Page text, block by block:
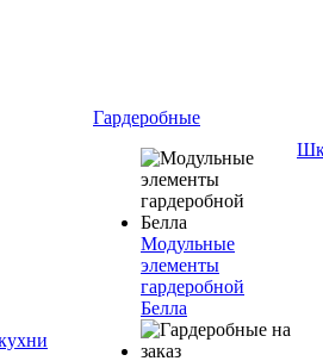
Гардеробные
Модульные
элементы
гардеробной
Белла